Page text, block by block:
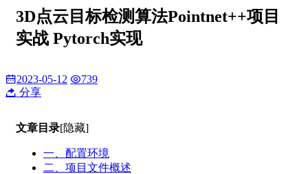
3D点云目标检测算法Pointnet++项目
实战 Pytorch实现
2023-05-12
739
分享
文章目录[隐藏]
一、配置环境
二、项目文件概述